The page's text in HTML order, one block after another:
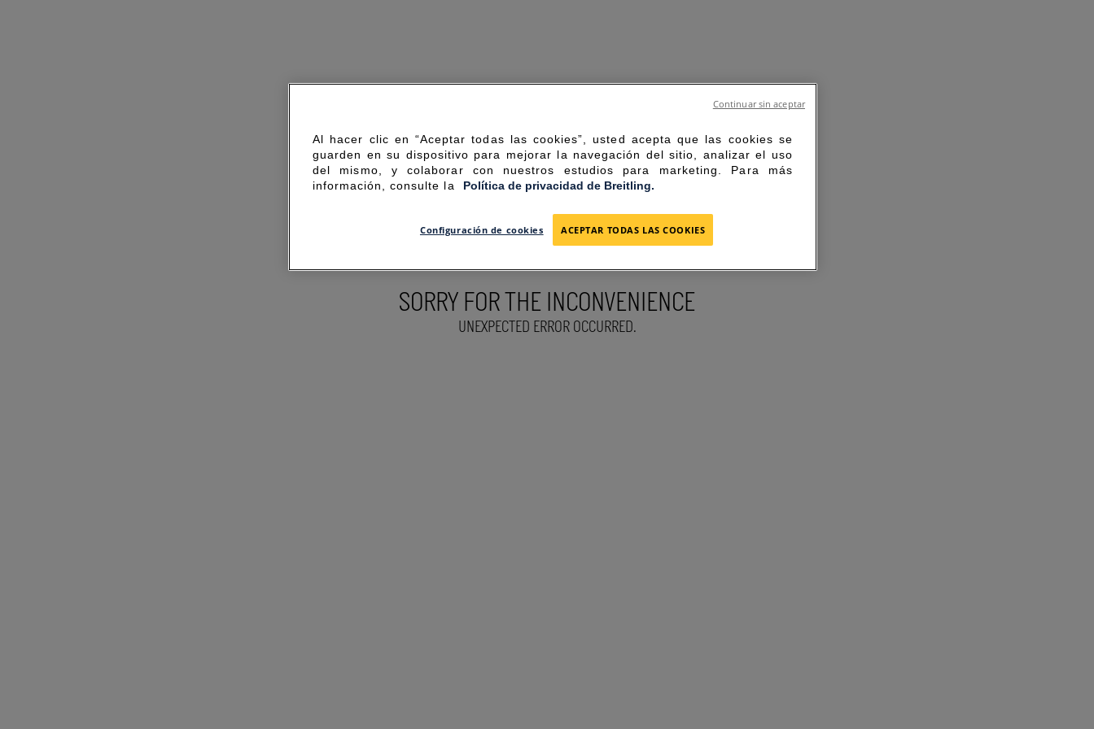
SORRY FOR THE INCONVENIENCE
UNEXPECTED ERROR OCCURRED.
Al hacer clic en “Aceptar todas las cookies”, usted acepta que las cookies se
guarden en su dispositivo para mejorar la navegación del sitio, analizar el uso
del mismo, y colaborar con nuestros estudios para marketing. Para más
información, consulte la
Política de privacidad de Breitling.
Configuración de cookies ACEPTAR TODAS LAS COOKIES
Continuar sin aceptar